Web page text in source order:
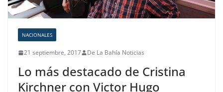
NACIONALES
21 septiembre, 2017 De La Bahía Noticias
Lo más destacado de Cristina
Kirchner con Victor Hugo